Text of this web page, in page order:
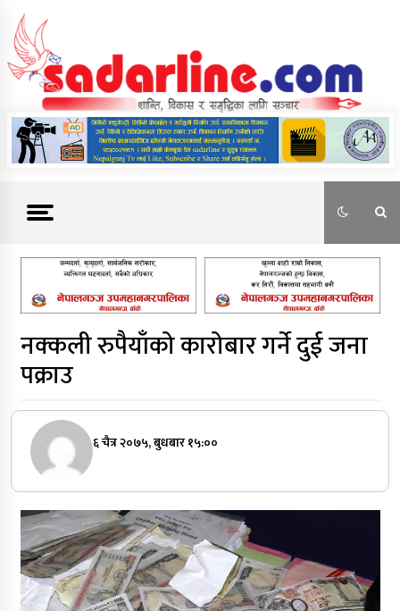
content
News For Nepal
नक्कली रुपैयाँको कारोबार गर्ने दुई जना
पक्राउ
६ चैत्र २०७५, बुधबार १५:००